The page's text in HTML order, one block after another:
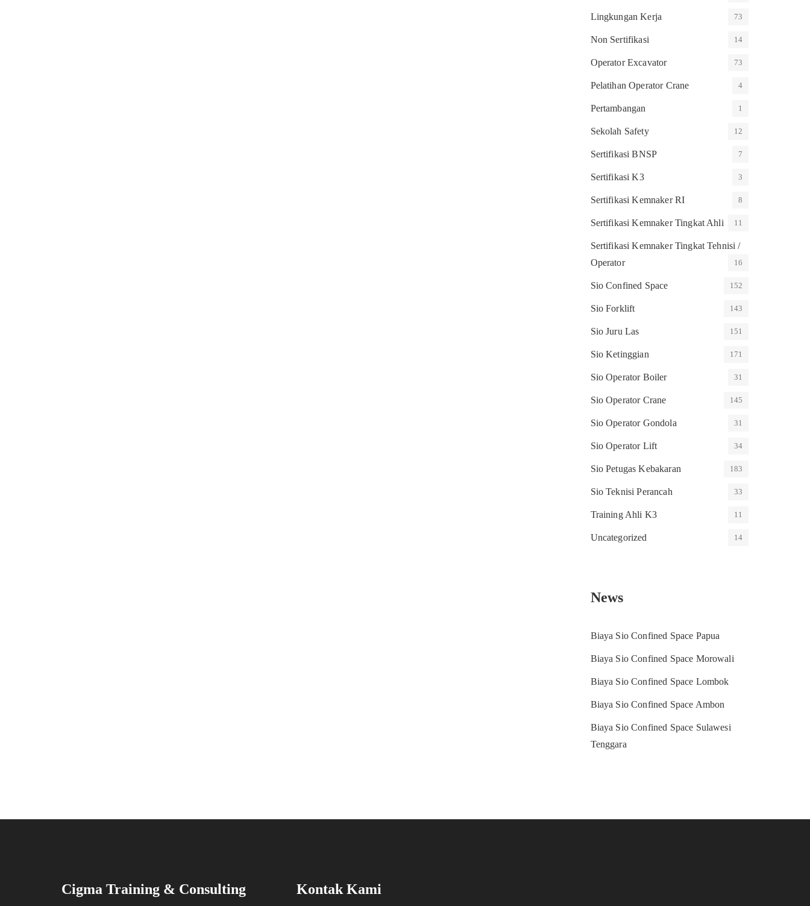
Lingkungan Kerja 73
Non Sertifikasi 14
Operator Excavator 73
Pelatihan Operator Crane 4
Pertambangan 1
Sekolah Safety 12
Sertifikasi BNSP 7
Sertifikasi K3 3
Sertifikasi Kemnaker RI 8
Sertifikasi Kemnaker Tingkat Ahli 11
Sertifikasi Kemnaker Tingkat Tehnisi /
Operator
16
Sio Confined Space 152
Sio Forklift 143
Sio Juru Las 151
Sio Ketinggian 171
Sio Operator Boiler 31
Sio Operator Crane 145
Sio Operator Gondola 31
Sio Operator Lift 34
Sio Petugas Kebakaran 183
Sio Teknisi Perancah 33
Training Ahli K3 11
Uncategorized 14
News
Biaya Sio Confined Space Papua
Biaya Sio Confined Space Morowali
Biaya Sio Confined Space Lombok
Biaya Sio Confined Space Ambon
Biaya Sio Confined Space Sulawesi
Tenggara
Cigma Training & Consulting Kontak Kami